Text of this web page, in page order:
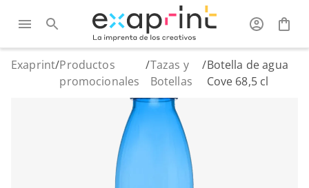
Exaprint/Productos
promocionales
/Tazas y
Botellas
/Botella de agua
Cove 68,5 cl